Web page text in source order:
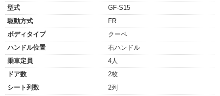
型式
GF-S15
駆動方式
FR
ボディタイプ
クーペ
ハンドル位置
右ハンドル
乗車定員
4人
ドア数
2枚
シート列数
2列